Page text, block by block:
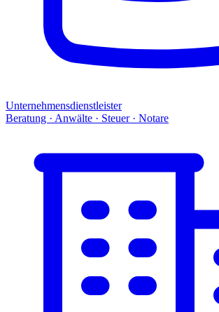
Unternehmensdienstleister
Beratung · Anwälte · Steuer · Notare